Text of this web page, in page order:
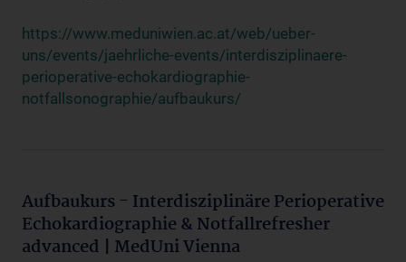
https://www.meduniwien.ac.at/web/ueber-
uns/events/jaehrliche-events/interdisziplinaere-
perioperative-echokardiographie-
notfallsonographie/aufbaukurs/
Aufbaukurs - Interdisziplinäre Perioperative
Echokardiographie & Notfallrefresher
advanced | MedUni Vienna